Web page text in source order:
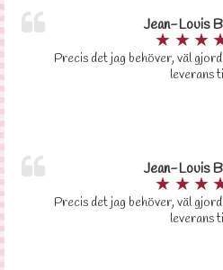
Jean-Louis
★ ★★
Precis det jag behöver, väl
leverans
Jean-Louis
★ ★★
Precis det jag behöver, väl
leverans